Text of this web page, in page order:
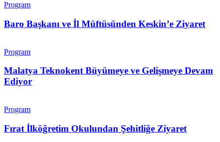
Program
Baro Başkanı ve İl Müftüsünden Keskin’e Ziyaret
Program
Malatya Teknokent Büyümeye ve Gelişmeye Devam
Ediyor
Program
Fırat İlköğretim Okulundan Şehitliğe Ziyaret